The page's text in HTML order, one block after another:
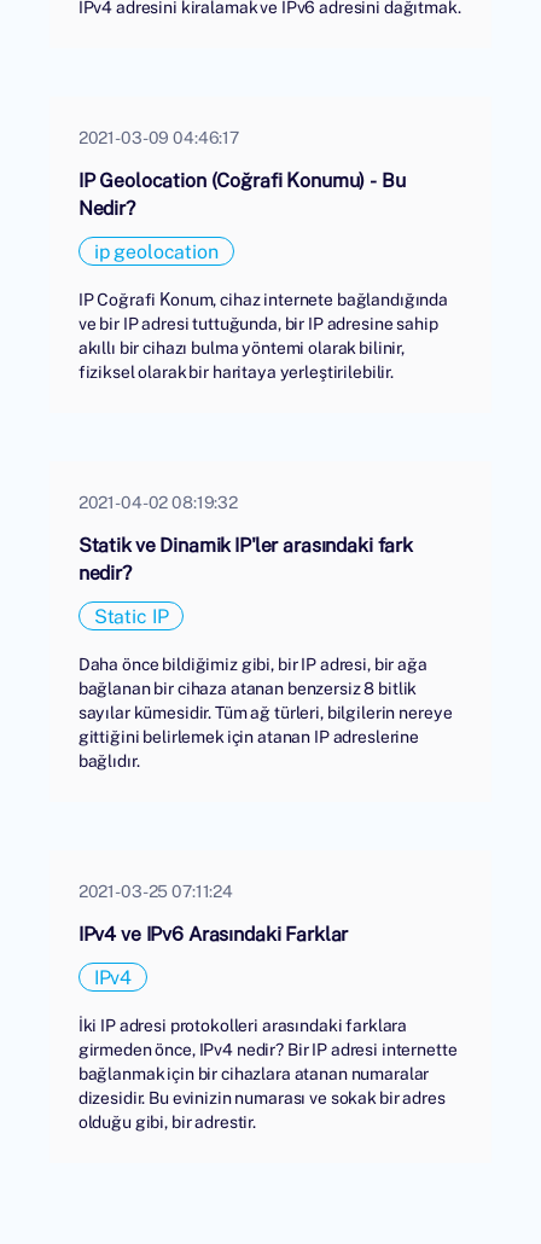
IPv4 adresini kiralamak ve IPv6 adresini dağıtmak.
2021-03-09 04:46:17
IP Geolocation (Coğrafi Konumu) - Bu
Nedir?
ip geolocation
IP Coğrafi Konum, cihaz internete bağlandığında
ve bir IP adresi tuttuğunda, bir IP adresine sahip
akıllı bir cihazı bulma yöntemi olarak bilinir,
fiziksel olarak bir haritaya yerleştirilebilir.
2021-04-02 08:19:32
Statik ve Dinamik IP'ler arasındaki fark
nedir?
Static IP
Daha önce bildiğimiz gibi, bir IP adresi, bir ağa
bağlanan bir cihaza atanan benzersiz 8 bitlik
sayılar kümesidir. Tüm ağ türleri, bilgilerin nereye
gittiğini belirlemek için atanan IP adreslerine
bağlıdır.
2021-03-25 07:11:24
IPv4 ve IPv6 Arasındaki Farklar
IPv4
İki IP adresi protokolleri arasındaki farklara
girmeden önce, IPv4 nedir? Bir IP adresi internette
bağlanmak için bir cihazlara atanan numaralar
dizesidir. Bu evinizin numarası ve sokak bir adres
olduğu gibi, bir adrestir.